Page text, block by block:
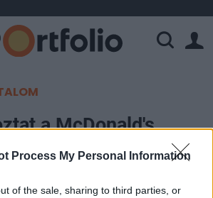
Process My Personal Information
of the sale, sharing to third parties, or
a McDonald's